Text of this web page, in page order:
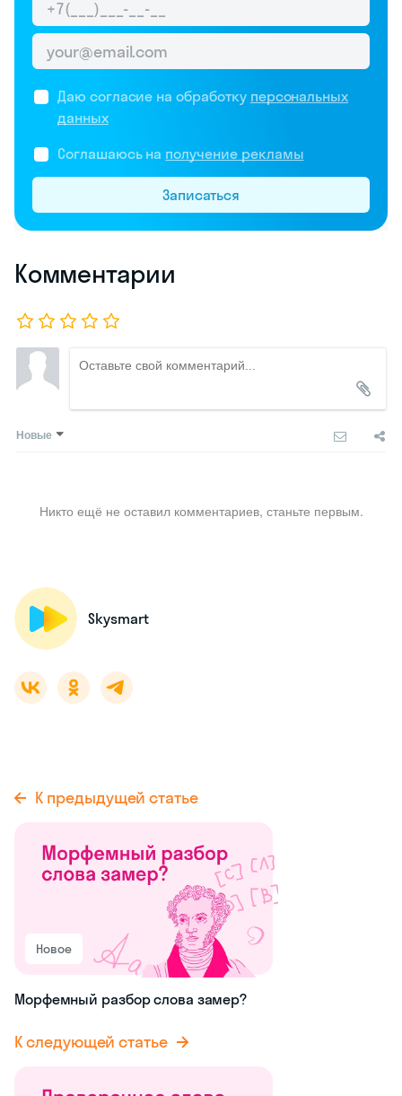
Даю согласие на обработку персональных
данных
Соглашаюсь на получение рекламы
Записаться
Комментарии
Новые
Никто ещё не оставил комментариев, станьте первым.
Skysmart
К предыдущей статье
Новое
Морфемный разбор слова замер?
К следующей статье